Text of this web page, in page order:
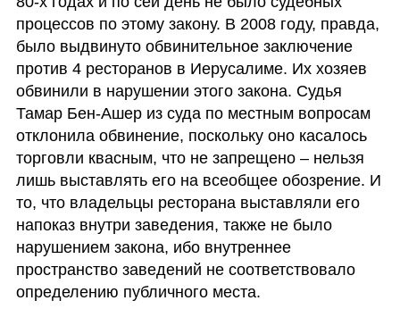
процессов по этому закону. В 2008 году, правда,
было выдвинуто обвинительное заключение
против 4 ресторанов в Иерусалиме. Их хозяев
обвинили в нарушении этого закона. Судья
Тамар Бен-Ашер из суда по местным вопросам
отклонила обвинение, поскольку оно касалось
торговли квасным, что не запрещено – нельзя
лишь выставлять его на всеобщее обозрение. И
то, что владельцы ресторана выставляли его
напоказ внутри заведения, также не было
нарушением закона, ибо внутреннее
пространство заведений не соответствовало
определению публичного места.